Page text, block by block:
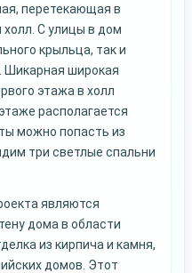
перетекающая в
холл. С улицы в дом
крыльца, так и
Шикарная широкая
этажа в холл
располагается
можно попасть из
три светлые спальни
являются
дома в области
из кирпича и камня,
домов. Этот